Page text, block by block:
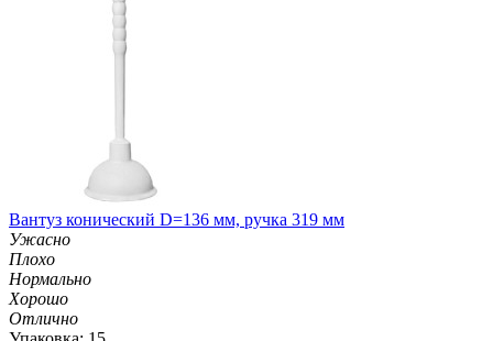
Вантуз конический D=136 мм, ручка 319 мм
Ужасно
Плохо
Нормально
Хорошо
Отлично